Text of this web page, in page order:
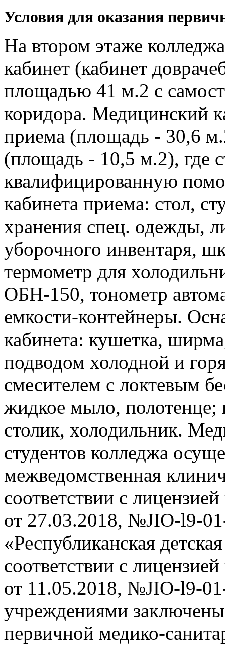
Условия для оказания
На втором этаже
кабинет (кабинет
площадью 41 м.2 с
коридора. Медицинский
приема (площадь - 30,6
(площадь - 10,5 м.2), где
квалифицированную
кабинета приема: стол,
хранения спец. одежды,
уборочного инвентаря,
термометр для
ОБН-150, тонометр
емкости-контейнеры.
кабинета: кушетка,
подводом холодной и
смесителем с локтевым
жидкое мыло,
столик, холодильник.
студентов колледжа
межведомственная
соответствии с
от 27.03.2018, №JIO-l9-
«Республиканская
соответствии с
от 11.05.2018, №JIO-l9-
учреждениями
первичной медико-